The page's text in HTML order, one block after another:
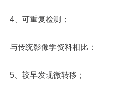
4、可重复检测；
与传统影像学资料相比：
5、较早发现微转移；